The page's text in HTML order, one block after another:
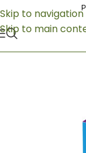
Skip to navigation
Skip to main